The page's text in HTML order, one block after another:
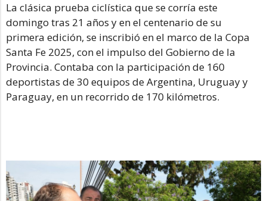
La clásica prueba ciclística que se corría este
domingo tras 21 años y en el centenario de su
primera edición, se inscribió en el marco de la Copa
Santa Fe 2025, con el impulso del Gobierno de la
Provincia. Contaba con la participación de 160
deportistas de 30 equipos de Argentina, Uruguay y
Paraguay, en un recorrido de 170 kilómetros.